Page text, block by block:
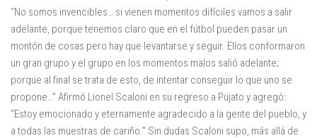
“No somos invencibles… si vienen momentos difíciles vamos a salir
adelante, porque tenemos claro que en el fútbol pueden pasar un
montón de cosas pero hay que levantarse y seguir. Ellos conformaron
un gran grupo y el grupo en los momentos malos salió adelante;
porque al final se trata de esto, de intentar conseguir lo que uno se
propone…” Afirmó Lionel Scaloni en su regreso a Pujato y agregó:
“Estoy emocionado y eternamente agradecido a la gente del pueblo, y
a todas las muestras de cariño.” Sin dudas Scaloni supo, más allá de